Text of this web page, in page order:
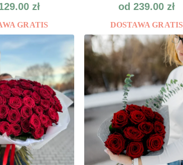
zł
GRATIS
od 239.00 zł
DOSTAWA GRATIS